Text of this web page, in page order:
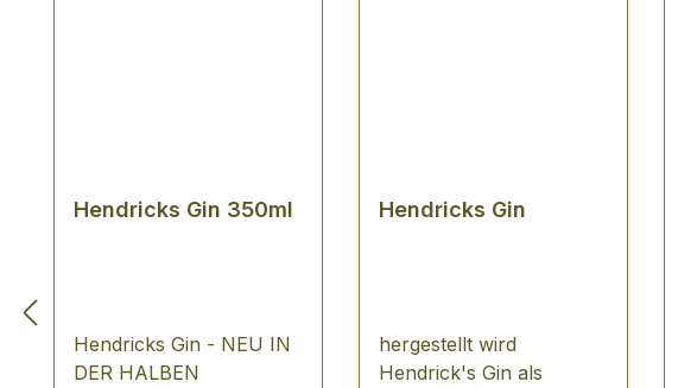
Hendricks Gin 350ml
Hendricks Gin - NEU IN
DER HALBEN
Hendricks Gin
hergestellt wird
Hendrick's Gin als